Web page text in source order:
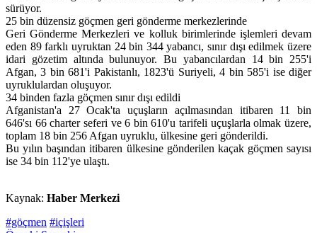
sürüyor.
25 bin düzensiz göçmen geri gönderme merkezlerinde
Geri Gönderme Merkezleri ve kolluk birimlerinde işlemleri devam
eden 89 farklı uyruktan 24 bin 344 yabancı, sınır dışı edilmek üzere
idari gözetim altında bulunuyor. Bu yabancılardan 14 bin 255'i
Afgan, 3 bin 681'i Pakistanlı, 1823'ü Suriyeli, 4 bin 585'i ise diğer
uyruklulardan oluşuyor.
34 binden fazla göçmen sınır dışı edildi
Afganistan'a 27 Ocak'ta uçuşların açılmasından itibaren 11 bin
646'sı 66 charter seferi ve 6 bin 610'u tarifeli uçuşlarla olmak üzere,
toplam 18 bin 256 Afgan uyruklu, ülkesine geri gönderildi.
Bu yılın başından itibaren ülkesine gönderilen kaçak göçmen sayısı
ise 34 bin 112'ye ulaştı.
Kaynak: Haber Merkezi
#göçmen #içişleri